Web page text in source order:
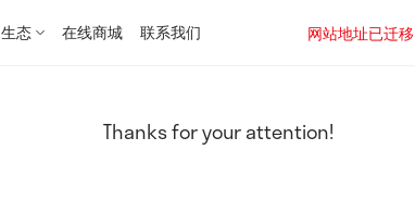
生态 在线商城 联系我们
网站地址已迁
Thanks for your attention!